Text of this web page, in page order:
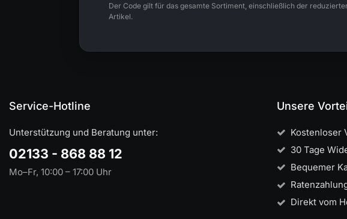
Der Code gilt für das gesamte Sortiment, einschließlich der
Artikel.
Service-Hotline
Unterstützung und Beratung unter:
02133 - 868 88 12
Mo–Fr, 10:00 – 17:00 Uhr
Unsere
Kostenloser
30 Tage
Bequemer
Direkt vom